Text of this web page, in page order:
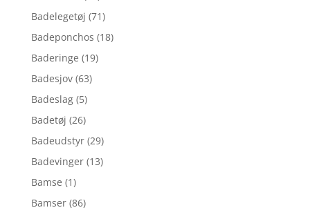
Badelegetøj (71)
Badeponchos (18)
Baderinge (19)
Badesjov (63)
Badeslag (5)
Badetøj (26)
Badeudstyr (29)
Badevinger (13)
Bamse (1)
Bamser (86)